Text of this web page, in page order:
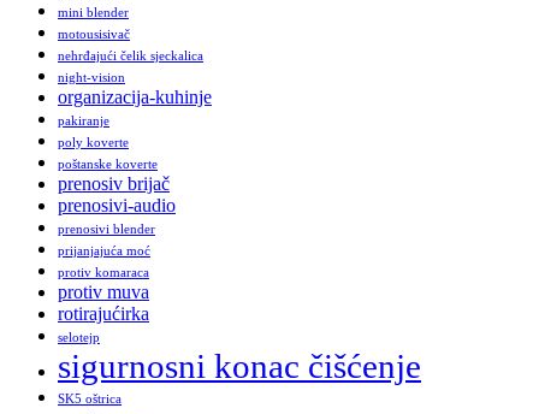
mini blender
motousisivač
nehrđajući čelik sjeckalica
night-vision
organizacija-kuhinje
pakiranje
poly koverte
poštanske koverte
prenosiv brijač
prenosivi-audio
prenosivi blender
prijanjajuća moć
protiv komaraca
protiv muva
rotirajućirka
selotejp
sigurnosni konac čišćenje
SK5 oštrica